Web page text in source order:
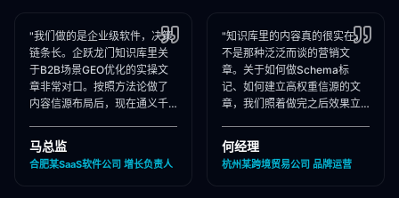
"我们做的是企业级软件，决策
链条长。企跃龙门知识库里关
于B2B场景GEO优化的实操文
章非常对口。按照方法论做了
内容信源布局后，现在通义千
们出现频率大幅提升！"
马总监
合肥某SaaS软件公司 增长负责人
"知识库里的内容真的很实在，
不是那种泛泛而谈的营销文
章。关于如何做Schema标
记、如何建立高权重信源的文
章，我们照着做完之后效果立
占位率翻了3倍！"
何经理
杭州某跨境贸易公司 品牌运营